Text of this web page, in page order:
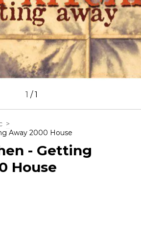
1 /1
>
Away 2000 House
- Getting
House